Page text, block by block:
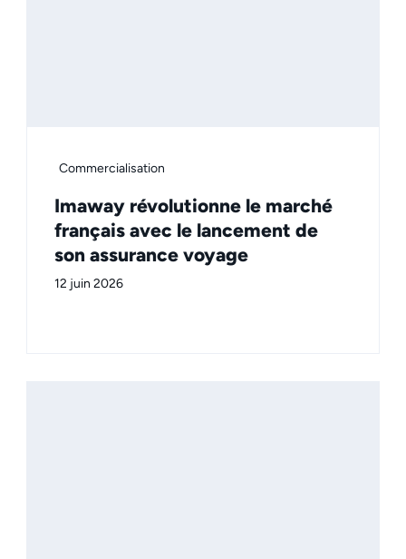
Commercialisation
Imaway révolutionne le marché
français avec le lancement de
son assurance voyage
12 juin 2026